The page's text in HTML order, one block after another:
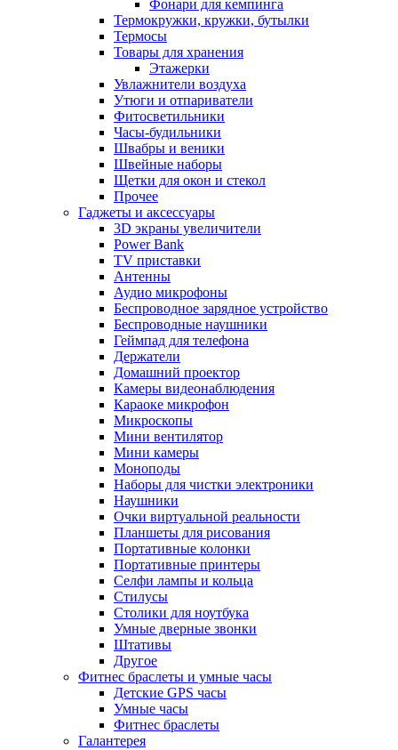
Фонари для кемпинга
Термокружки, кружки, бутылки
Термосы
Товары для хранения
Этажерки
Увлажнители воздуха
Утюги и отпариватели
Фитосветильники
Часы-будильники
Швабры и веники
Швейные наборы
Щетки для окон и стекол
Прочее
Гаджеты и аксессуары
3D экраны увеличители
Power Bank
TV приставки
Антенны
Аудио микрофоны
Беспроводное зарядное устройство
Беспроводные наушники
Геймпад для телефона
Держатели
Домашний проектор
Камеры видеонаблюдения
Караоке микрофон
Микроскопы
Мини вентилятор
Мини камеры
Моноподы
Наборы для чистки электроники
Наушники
Очки виртуальной реальности
Планшеты для рисования
Портативные колонки
Портативные принтеры
Селфи лампы и кольца
Стилусы
Столики для ноутбука
Умные дверные звонки
Штативы
Другое
Фитнес браслеты и умные часы
Детские GPS часы
Умные часы
Фитнес браслеты
Галантерея